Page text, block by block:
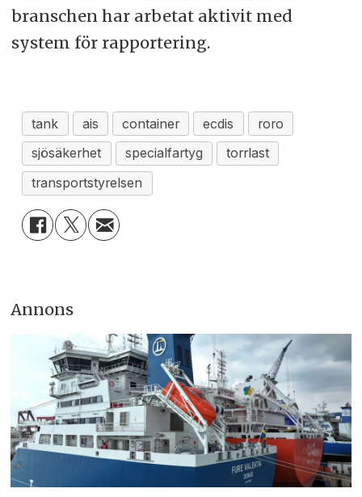
branschen har arbetat aktivit med
system för rapportering.
tank ais container ecdis
roro
sjösäkerhet
specialfartyg
torrlast
transportstyrelsen
Annons